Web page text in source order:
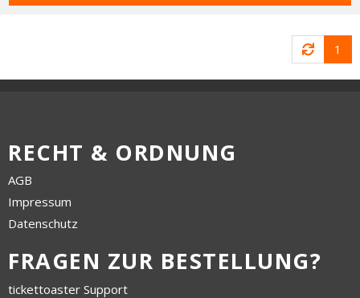
1
RECHT & ORDNUNG
AGB
Impressum
Datenschutz
FRAGEN ZUR BESTELLUNG?
tickettoaster Support